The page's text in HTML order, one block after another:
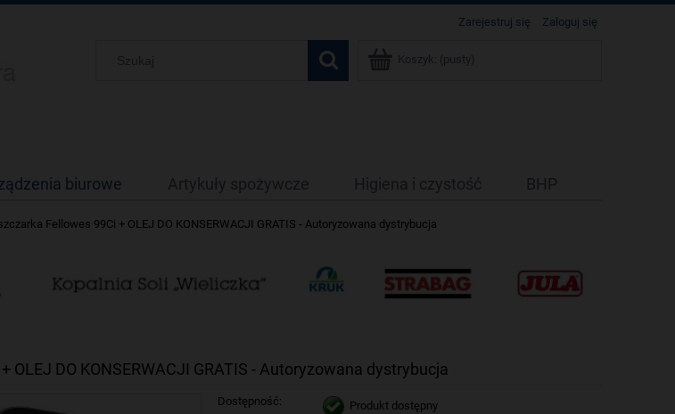
Zarejestruj się Zaloguj się
Koszyk: (pusty)
biurowe Artykuły spożywcze Higiena i czystość BHP
Fellowes 99Ci + OLEJ DO KONSERWACJI GRATIS - Autoryzowana dystrybucja
OLEJ DO KONSERWACJI GRATIS - Autoryzowana dystrybucja
Dostępność:
Produkt dostępny